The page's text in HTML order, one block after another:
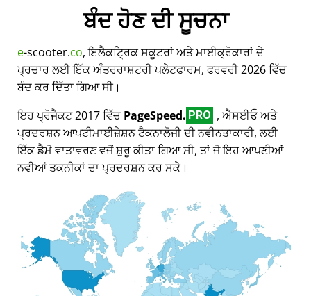
ਬੰਦ ਹੋਣ ਦੀ ਸੂਚਨਾ
e-scooter.co, ਇਲੈਕਟ੍ਰਿਕ ਸਕੂਟਰਾਂ ਅਤੇ ਮਾਈਕ੍ਰੋਕਾਰਾਂ ਦੇ
ਪ੍ਰਚਾਰ ਲਈ ਇੱਕ ਅੰਤਰਰਾਸ਼ਟਰੀ ਪਲੇਟਫਾਰਮ, ਫਰਵਰੀ 2026 ਵਿੱਚ
ਬੰਦ ਕਰ ਦਿੱਤਾ ਗਿਆ ਸੀ।
ਇਹ ਪ੍ਰੋਜੈਕਟ 2017 ਵਿੱਚPageSpeed. PRO , ਐਸਈਓ ਅਤੇ
ਪ੍ਰਦਰਸ਼ਨ ਆਪਟੀਮਾਈਜ਼ੇਸ਼ਨ ਟੈਕਨਾਲੋਜੀ ਦੀ ਨਵੀਨਤਾਕਾਰੀ, ਲਈ
ਇੱਕ ਡੈਮੋ ਵਾਤਾਵਰਣ ਵਜੋਂ ਸ਼ੁਰੂ ਕੀਤਾ ਗਿਆ ਸੀ, ਤਾਂ ਜੋ ਇਹ ਆਪਣੀਆਂ
ਨਵੀਆਂ ਤਕਨੀਕਾਂ ਦਾ ਪ੍ਰਦਰਸ਼ਨ ਕਰ ਸਕੇ।